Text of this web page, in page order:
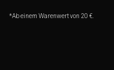
*Ab einem Warenwert von 20 €.